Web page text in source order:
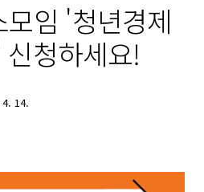
임 '청년경제
청하세요!
14.